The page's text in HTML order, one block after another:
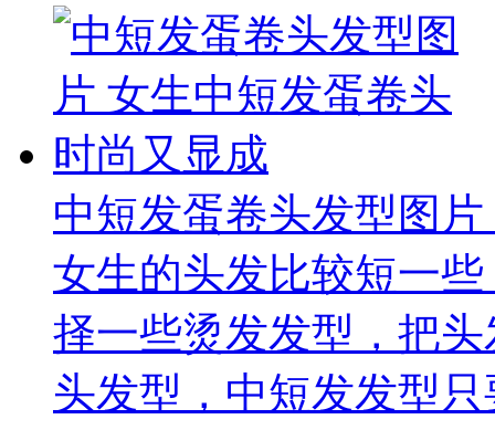
中短发蛋卷头发型图
女生的头发比较短一
择一些烫发发型，把
头发型，中短发发型